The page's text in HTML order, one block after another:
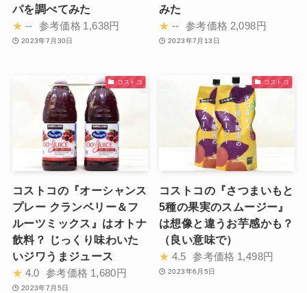
パを調べてみた
★ -- 参考価格 1,638円
2023年7月30日
みた
★ -- 参考価格 2,098円
2023年7月13日
コストコ
コストコの『オーシャンス
プレー クランベリー＆フ
ルーツミックス』はオトナ
飲料？ じっくり味わいた
いジワうまジュース
★ 4.0 参考価格 1,680円
2023年7月5日
コストコ
コストコの『さつまいもと
5種の果実のスムージー』
は想像と違うお芋感かも？
（良い意味で）
★ 4.5 参考価格 1,498円
2023年6月5日